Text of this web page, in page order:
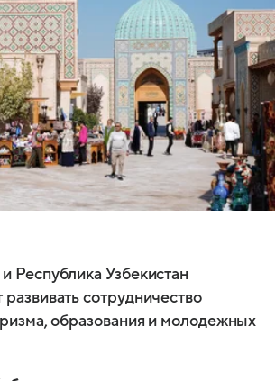
Республика Узбекистан
сотрудничество
образования и молодежных